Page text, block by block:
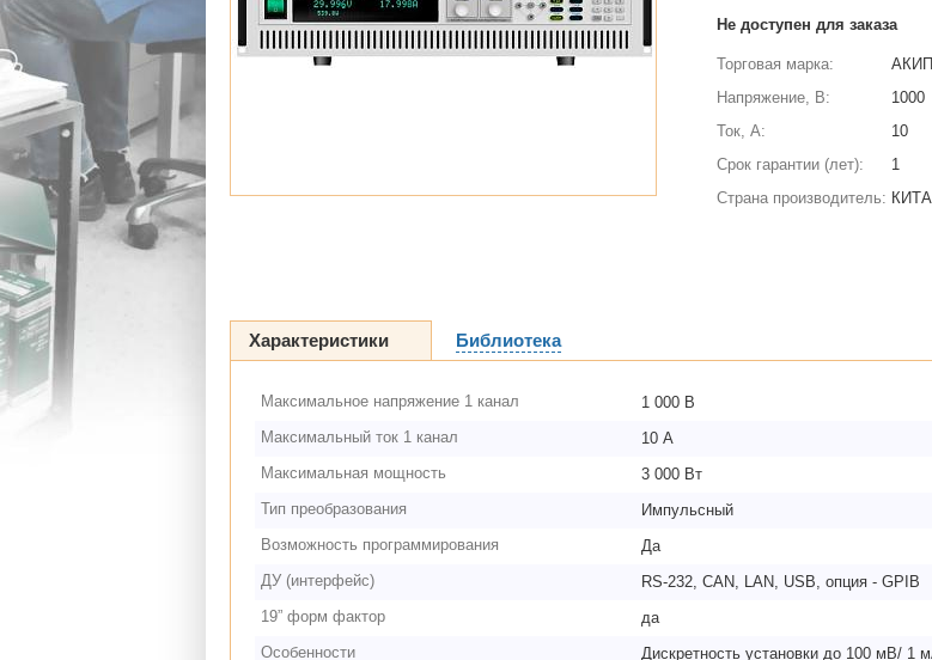
Не доступен для заказа
Торговая марка:
АКИП
Напряжение, В:
1000
Ток, А:
10
Срок гарантии (лет):
1
Страна производитель:
Характеристики Библиотека
Максимальное напряжение 1 канал
1 000 В
Максимальный ток 1 канал
10 А
Максимальная мощность
3 000 Вт
Тип преобразования
Импульсный
Возможность программирования
Да
ДУ (интерфейс)
RS-232, CAN, LAN, USB, опция - GPIB
19” форм фактор
да
Особенности
Дискретность установки до 100 мВ/ 1